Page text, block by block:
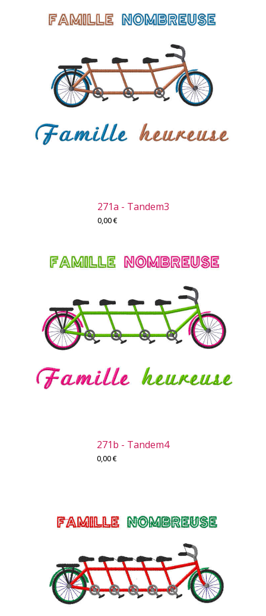
271a - Tandem3
0,00€
271b - Tandem4
0,00€